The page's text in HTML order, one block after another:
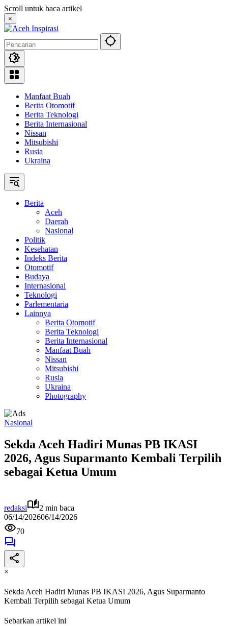
Langsung
ke
konten
Scroll untuk baca artikel
×
Manfaat Buah
Berita Otomotif
Berita Teknologi
Berita Internasional
Nissan
Mitsubishi
Rusia
Ukraina
Berita
Aceh
Daerah
Nasional
Politik
Kesehatan
Indeks Berita
Otomotif
Budaya
Internasional
Teknologi
Parlementaria
Lainnya
Berita Otomotif
Berita Teknologi
Berita Internasional
Manfaat Buah
Nissan
Mitsubishi
Rusia
Ukraina
Photography
Nasional
Sekda Aceh Hadiri Munas PB IKASI
2026, Agus Suparmanto Kembali Terpilih
sebagai Ketua Umum
redaksi
2 min baca
06/14/202606/14/2026
70
×
Sekda Aceh Hadiri Munas PB IKASI 2026, Agus Suparmanto
Kembali Terpilih sebagai Ketua Umum
Sebarkan artikel ini